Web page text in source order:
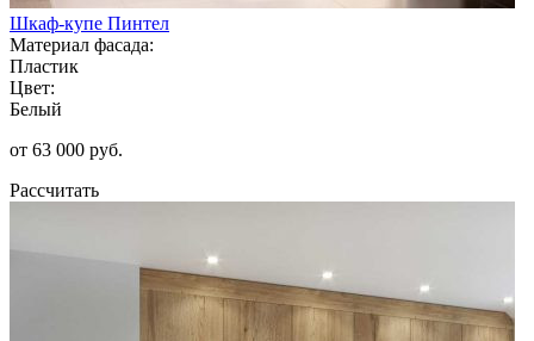
Шкаф-купе Пинтел
Материал фасада:
Пластик
Цвет:
Белый
от 63 000 руб.
Рассчитать